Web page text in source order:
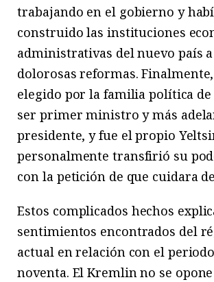
trabajando en el gobierno y
construido las instituciones
administrativas del nuevo país
dolorosas reformas.
elegido por la familia política
ser primer ministro y más
presidente, y fue el propio
personalmente transfirió su
con la petición de que cuidara
Estos complicados hechos
sentimientos encontrados del
actual en relación con el
noventa. El Kremlin no se